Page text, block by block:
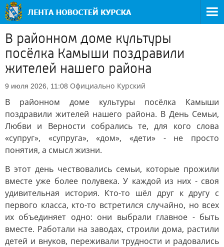
В районном доме культуры
посёлка Камыши поздравили
жителей нашего района
9 июля 2026, 11:08 Официально Курский
В районном доме культуры посёлка Камыши
поздравили жителей нашего района. В День Семьи,
Любви и Верности собрались те, для кого слова
«супруг», «супруга», «дом», «дети» - не просто
понятия, а смысл жизни.
В этот день чествовались семьи, которые прожили
вместе уже более полувека. У каждой из них - своя
удивительная история. Кто-то шёл друг к другу с
первого класса, кто-то встретился случайно, но всех
их объединяет одно: они выбрали главное - быть
вместе. Работали на заводах, строили дома, растили
детей и внуков, переживали трудности и радовались